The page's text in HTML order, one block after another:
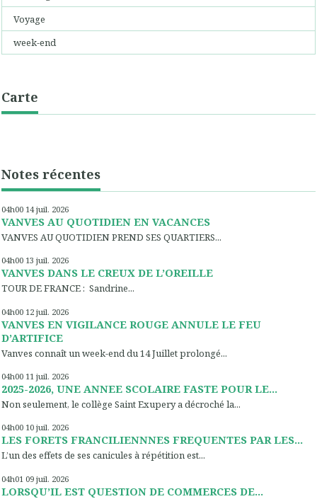
Voyage
week-end
Carte
Notes récentes
04h00 14 juil. 2026
VANVES AU QUOTIDIEN EN VACANCES
VANVES AU QUOTIDIEN PREND SES QUARTIERS...
04h00 13 juil. 2026
VANVES DANS LE CREUX DE L’OREILLE
TOUR DE FRANCE : Sandrine...
04h00 12 juil. 2026
VANVES EN VIGILANCE ROUGE ANNULE LE FEU
D’ARTIFICE
Vanves connaît un week-end du 14 Juillet prolongé...
04h00 11 juil. 2026
2025-2026, UNE ANNEE SCOLAIRE FASTE POUR LE...
Non seulement, le collège Saint Exupery a décroché la...
04h00 10 juil. 2026
LES FORETS FRANCILIENNNES FREQUENTES PAR LES...
L’un des effets de ses canicules à répétition est...
04h01 09 juil. 2026
LORSQU’IL EST QUESTION DE COMMERCES DE...